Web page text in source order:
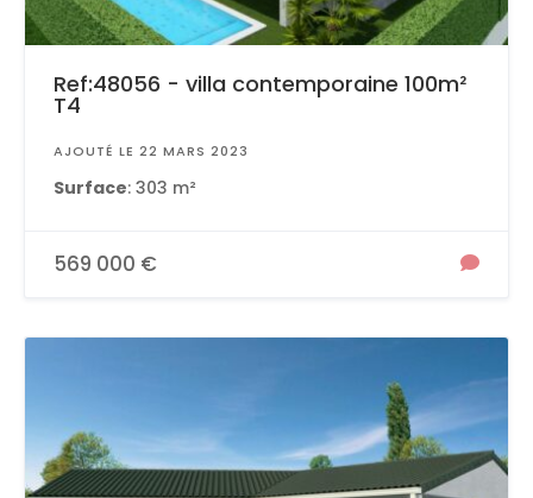
Ref:48056 - villa contemporaine 100m²
T4
AJOUTÉ LE 22 MARS 2023
Surface: 303 m²
569 000 €